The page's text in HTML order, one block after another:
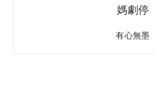
媽劇停
有心無墨